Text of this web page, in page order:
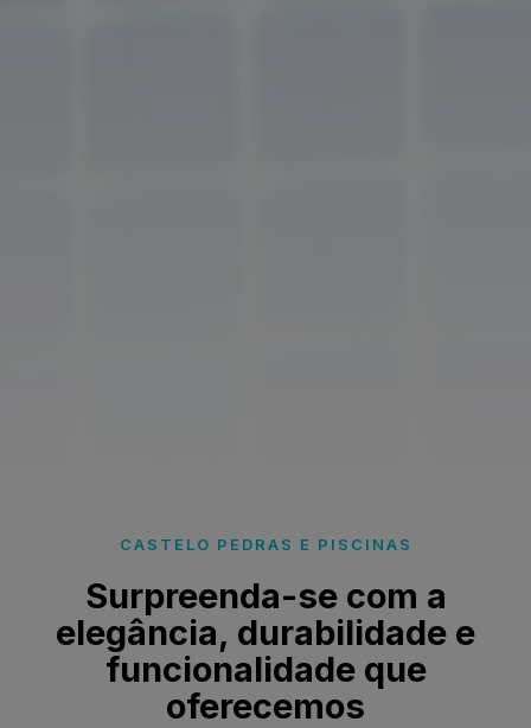
CASTELO PEDRAS E PISCINAS
Surpreenda-se com a
elegância, durabilidade e
funcionalidade que
oferecemos